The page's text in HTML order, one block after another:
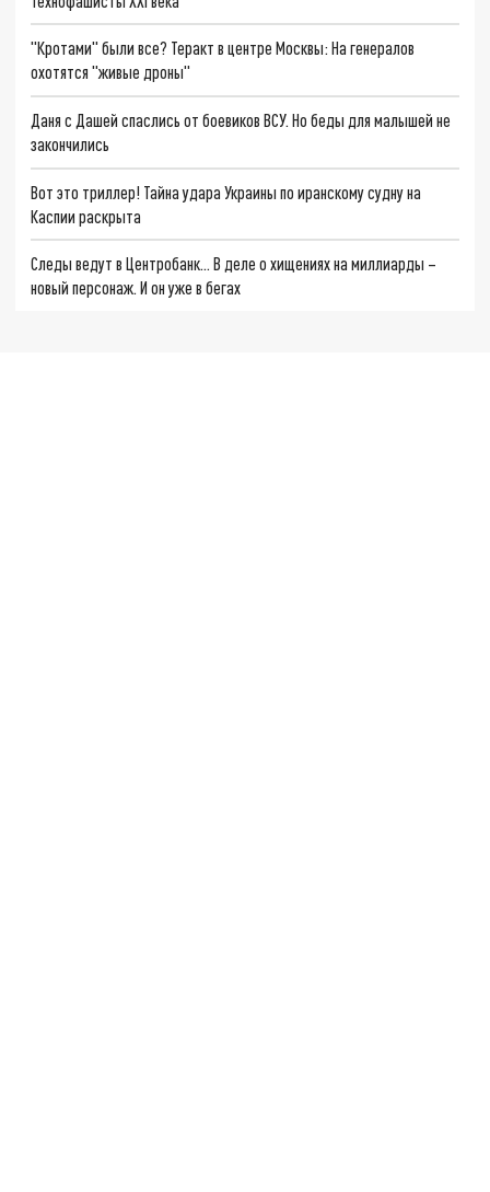
"Кротами" были все? Теракт в центре Москвы: На генералов
охотятся "живые дроны"
Даня с Дашей спаслись от боевиков ВСУ. Но беды для малышей не
закончились
Вот это триллер! Тайна удара Украины по иранскому судну на
Каспии раскрыта
Следы ведут в Центробанк… В деле о хищениях на миллиарды –
новый персонаж. И он уже в бегах